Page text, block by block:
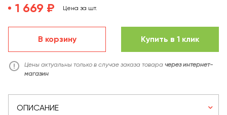
1 669 ₽ Цена за шт.
В корзину Купить в 1 клик
Цены актуальны только в случае заказа товара через интернет-
магазин
ОПИСАНИЕ